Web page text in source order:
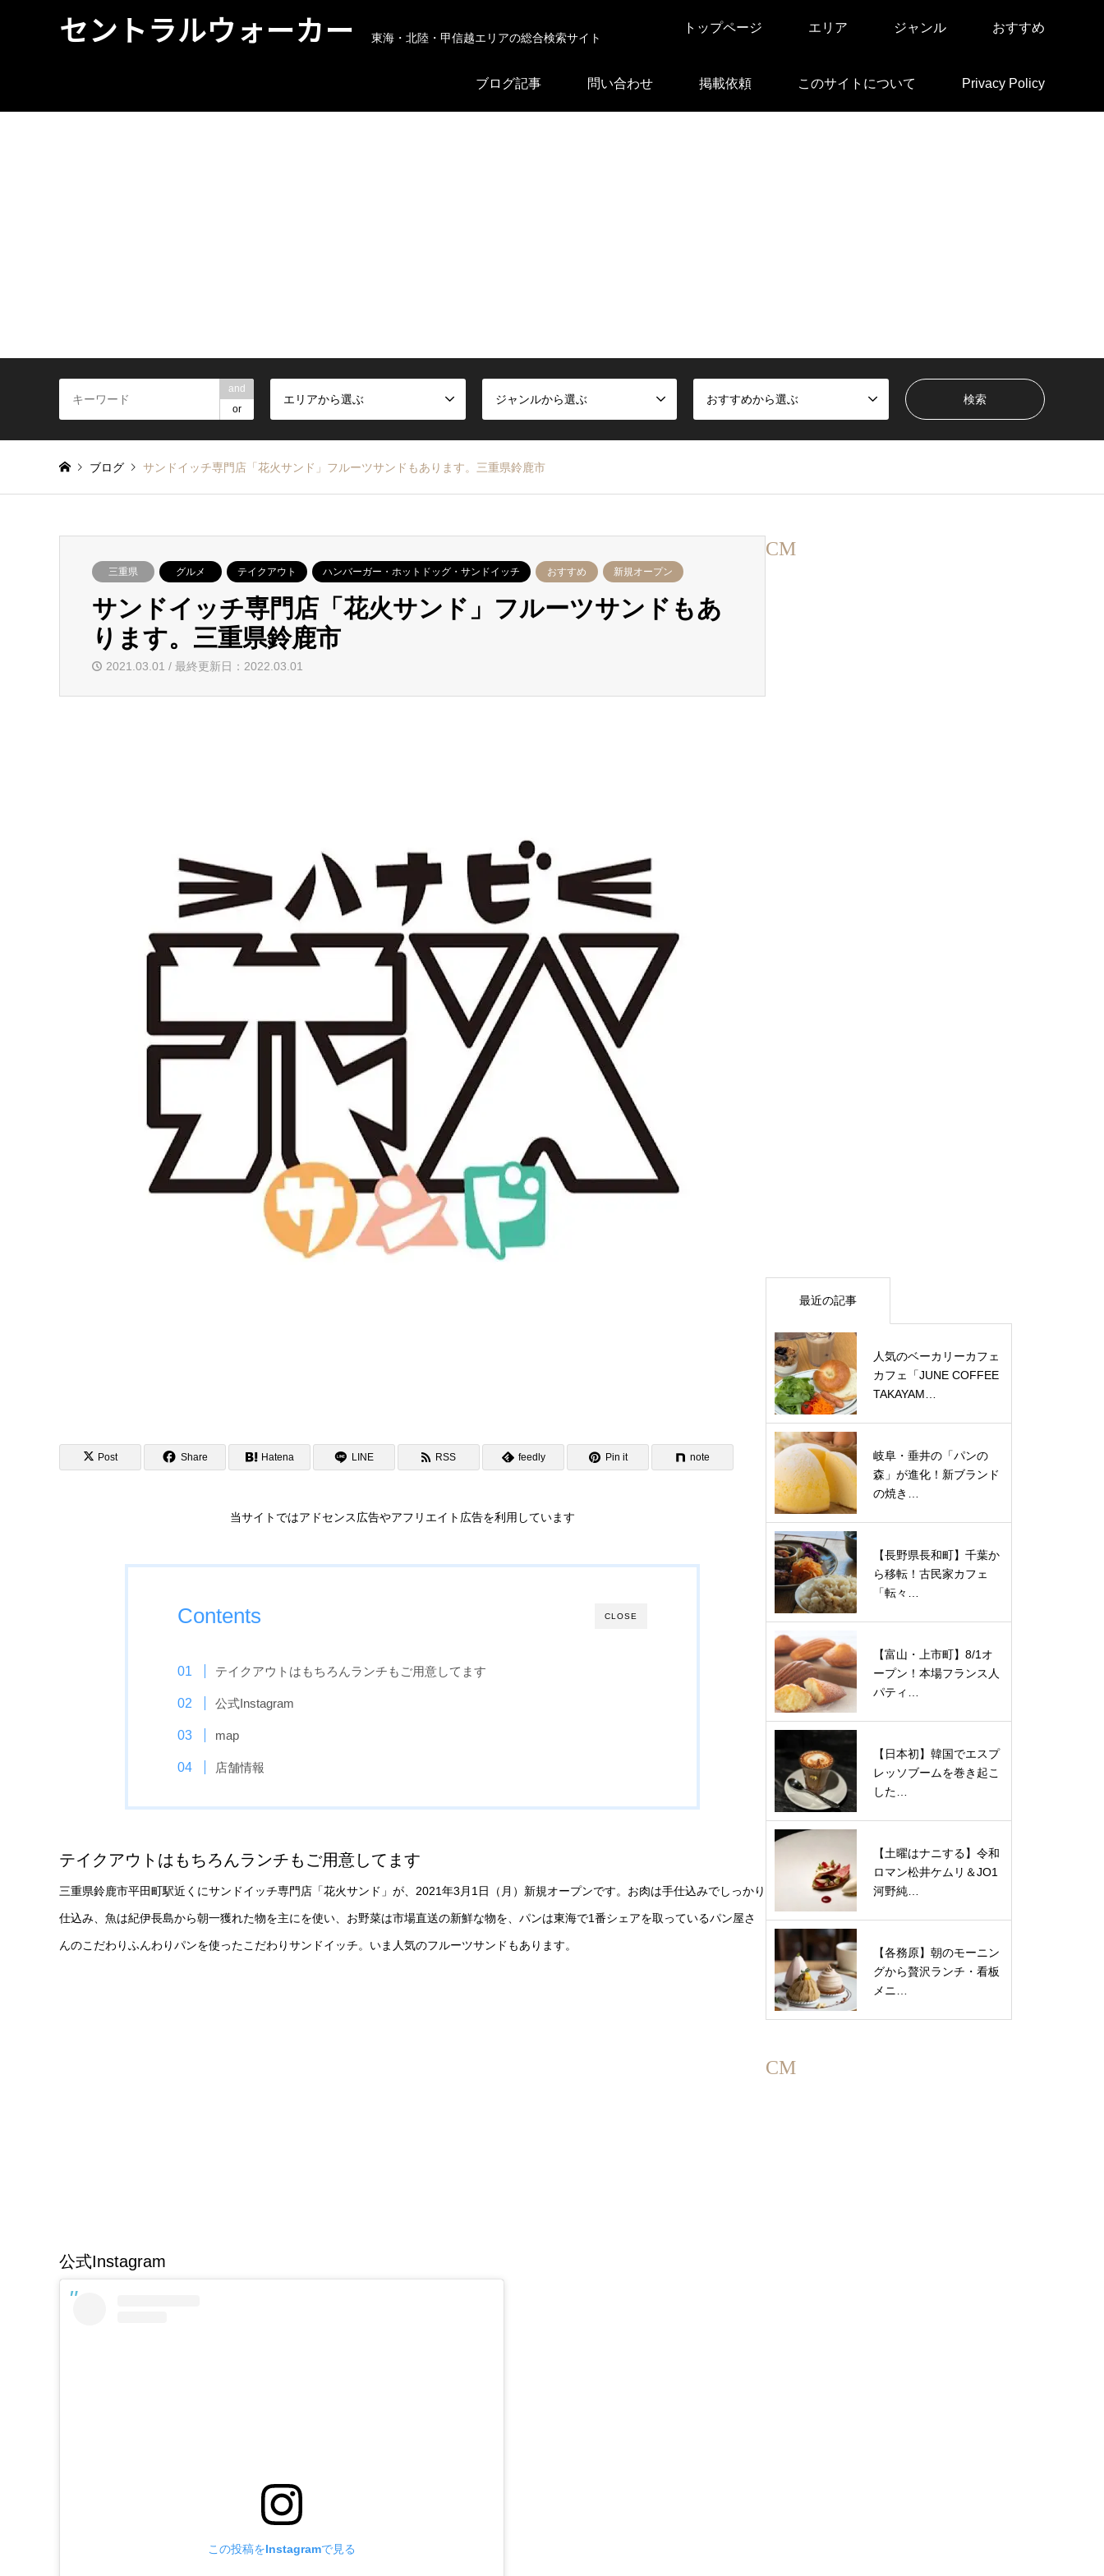
セントラルウォーカー 東海・北陸・甲信越エリアの総合検索サイト
トップページ エリア ジャンル おすすめ
ブログ記事 問い合わせ 掲載依頼 このサイトについて Privacy Policy
and
or
エリアから選ぶ ジャンルから選ぶ おすすめから選ぶ
ブログ サンドイッチ専門店「花火サンド」フルーツサンドもあります。三重県鈴鹿市
三重県 グルメ テイクアウト ハンバーガー・ホットドッグ・サンドイッチ おすすめ 新規オープン
サンドイッチ専門店「花火サンド」フルーツサンドもあ
ります。三重県鈴鹿市
2021.03.01 / 最終更新日：2022.03.01
Post Share Hatena LINE RSS feedly Pin it note
当サイトではアドセンス広告やアフリエイト広告を利用しています
CLOSE
Contents
テイクアウトはもちろんランチもご用意してます
公式Instagram
map
店舗情報
テイクアウトはもちろんランチもご用意してます
三重県鈴鹿市平田町駅近くにサンドイッチ専門店「花火サンド」が、2021年3月1日（月）新規オープンです。お肉は手仕込みでしっかり
仕込み、魚は紀伊長島から朝一獲れた物を主にを使い、お野菜は市場直送の新鮮な物を、パンは東海で1番シェアを取っているパン屋さ
んのこだわりふんわりパンを使ったこだわりサンドイッチ。いま人気のフルーツサンドもあります。
公式Instagram
この投稿をInstagramで見る
CM
最近の記事
人気のベーカリーカフェ
カフェ「JUNE COFFEE
TAKAYAM…
岐阜・垂井の「パンの
森」が進化！新ブランド
の焼き…
【長野県長和町】千葉か
ら移転！古民家カフェ
「転々…
【富山・上市町】8/1オ
ープン！本場フランス人
パティ…
【日本初】韓国でエスプ
レッソブームを巻き起こ
した…
【土曜はナニする】令和
ロマン松井ケムリ＆JO1
河野純…
【各務原】朝のモーニン
グから贅沢ランチ・看板
メニ…
CM